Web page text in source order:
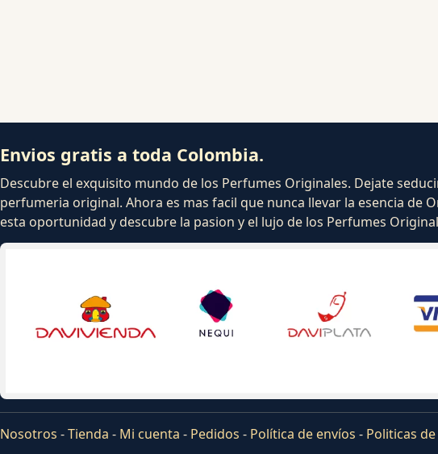
Envios gratis a toda Colombia.
Descubre el exquisito mundo de los Perfumes Originales. Dejate
perfumeria original. Ahora es mas facil que nunca llevar la esencia de
esta oportunidad y descubre la pasion y el lujo de los Perfumes
Nosotros -Tienda - Mi cuenta - Pedidos - Política de envíos - Politicas